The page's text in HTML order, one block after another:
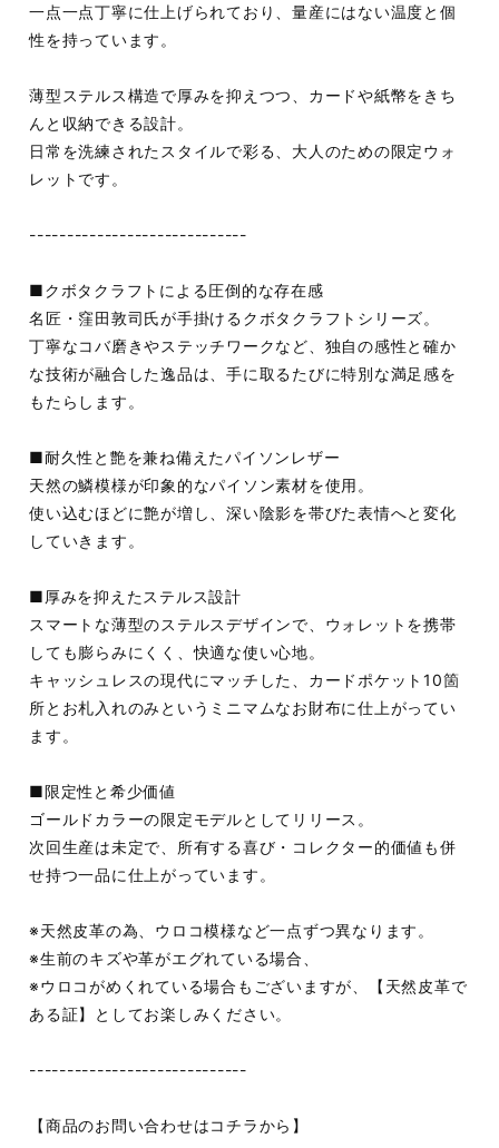
一点一点丁寧に仕上げられており、量産にはない温度と個
性を持っています。
薄型ステルス構造で厚みを抑えつつ、カードや紙幣をきち
んと収納できる設計。
日常を洗練されたスタイルで彩る、大人のための限定ウォ
レットです。
-----------------------------
■クボタクラフトによる圧倒的な存在感
名匠・窪田敦司氏が手掛けるクボタクラフトシリーズ。
丁寧なコバ磨きやステッチワークなど、独自の感性と確か
な技術が融合した逸品は、手に取るたびに特別な満足感を
もたらします。
■耐久性と艶を兼ね備えたパイソンレザー
天然の鱗模様が印象的なパイソン素材を使用。
使い込むほどに艶が増し、深い陰影を帯びた表情へと変化
していきます。
■厚みを抑えたステルス設計
スマートな薄型のステルスデザインで、ウォレットを携帯
しても膨らみにくく、快適な使い心地。
キャッシュレスの現代にマッチした、カードポケット10箇
所とお札入れのみというミニマムなお財布に仕上がってい
ます。
■限定性と希少価値
ゴールドカラーの限定モデルとしてリリース。
次回生産は未定で、所有する喜び・コレクター的価値も併
せ持つ一品に仕上がっています。
※天然皮革の為、ウロコ模様など一点ずつ異なります。
※生前のキズや革がエグれている場合、
※ウロコがめくれている場合もございますが、【天然皮革で
ある証】としてお楽しみください。
-----------------------------
【商品のお問い合わせはコチラから】